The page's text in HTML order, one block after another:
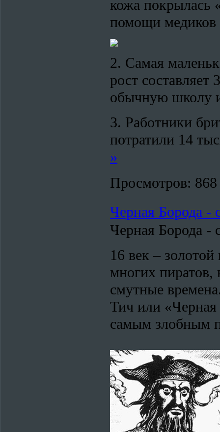
кожа покрылась
помощи медиков
2. Самая
рост
обычную школу
3. Работники
потратили 14
»
Просмотров: 868
Черная Борода -
Черная Борода -
16 век –
многих пиратов,
смутные
Тич или «Черная
самым злобным